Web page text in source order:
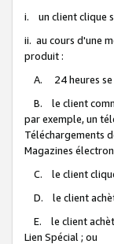
i. un client clique
ii. au cours d'une
produit :
A. 24 heures se
B. le client
par exemple, un
Téléchargements
Magazines
C. le client clique
D. le client
E. le client
Lien Spécial ; ou